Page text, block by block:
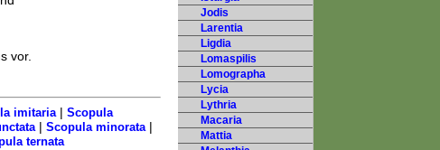
vor.
imitaria| Scopula
| Scopula minorata|
ternata
Jodis
Larentia
Ligdia
Lomaspilis
Lomographa
Lycia
Lythria
Macaria
Mattia